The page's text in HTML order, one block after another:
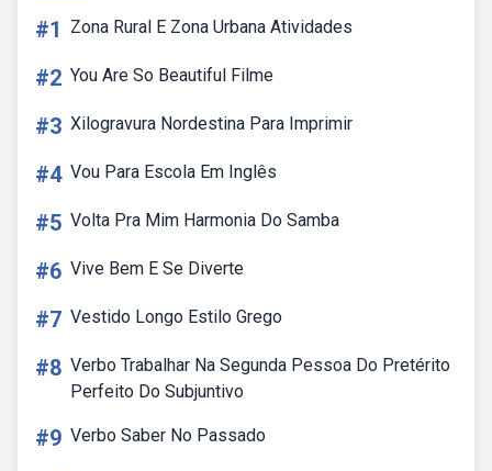
#1 Zona Rural E Zona Urbana Atividades
#2 You Are So Beautiful Filme
#3 Xilogravura Nordestina Para Imprimir
#4 Vou Para Escola Em Inglês
#5 Volta Pra Mim Harmonia Do Samba
#6 Vive Bem E Se Diverte
#7 Vestido Longo Estilo Grego
#8 Verbo Trabalhar Na Segunda Pessoa Do Pretérito
Perfeito Do Subjuntivo
#9 Verbo Saber No Passado